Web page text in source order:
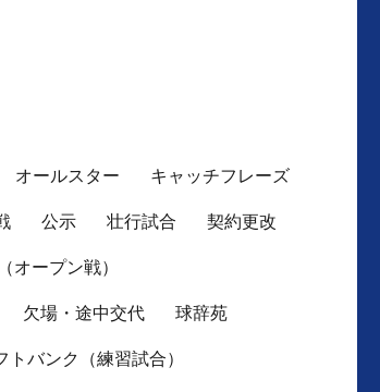
オールスター キャッチフレーズ
公示 壮行試合 契約更改
オープン戦）
欠場・途中交代 球辞苑
トバンク（練習試合）